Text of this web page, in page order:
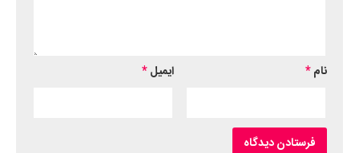
نام* ایمیل*